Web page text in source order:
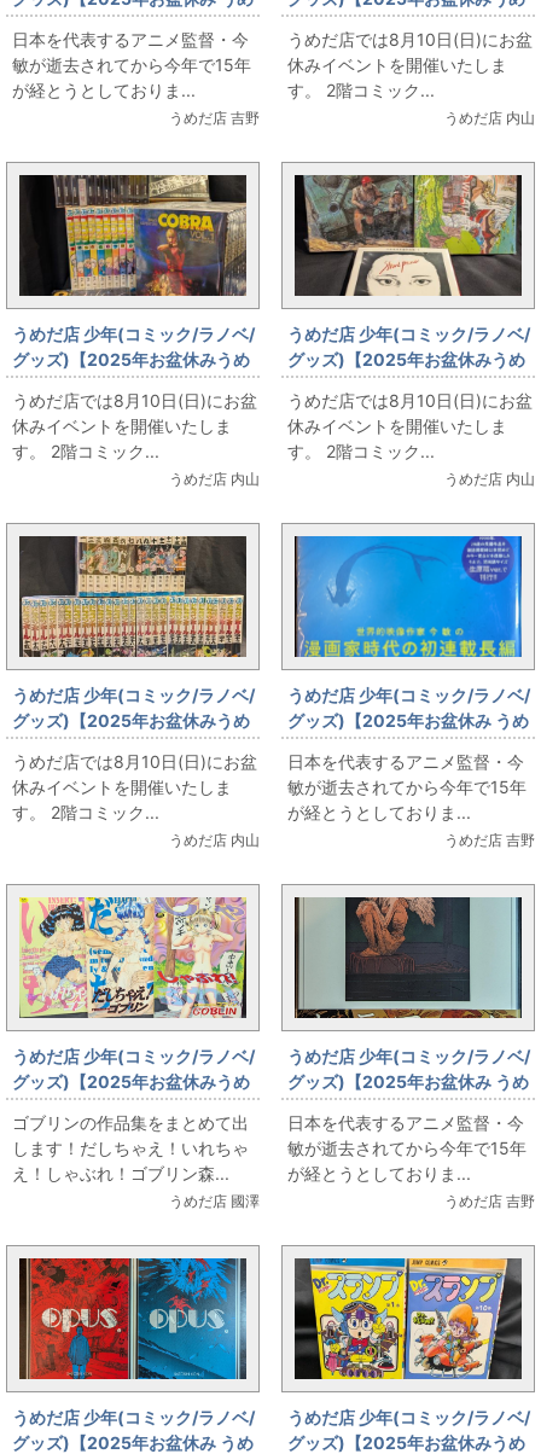
だ店 本 販売情報】今敏の海帰線
(ヤンマガKCスペシャル版)
日本を代表するアニメ監督・今
敏が逝去されてから今年で15年
が経とうとしておりま...
うめだ店 吉野
だ店販売情報】8月10日(日)
【コミックフロア】桂正和
うめだ店では8月10日(日)にお盆
休みイベントを開催いたしま
す。 2階コミック...
うめだ店 内山
うめだ店 少年(コミック/ラノベ/
グッズ)【2025年お盆休みうめ
だ店販売情報】8月10日(日)
【コミックフロア】寺沢武一
うめだ店では8月10日(日)にお盆
休みイベントを開催いたしま
す。 2階コミック...
うめだ店 内山
うめだ店 少年(コミック/ラノベ/
グッズ)【2025年お盆休みうめ
だ店販売情報】8月10日(日)
【コミックフロア】大友克洋
うめだ店では8月10日(日)にお盆
休みイベントを開催いたしま
す。 2階コミック...
うめだ店 内山
うめだ店 少年(コミック/ラノベ/
グッズ)【2025年お盆休みうめ
だ店販売情報】8月10日(日)
【コミックフロア】ドラゴンボ
ール
うめだ店では8月10日(日)にお盆
休みイベントを開催いたしま
す。 2階コミック...
うめだ店 内山
うめだ店 少年(コミック/ラノベ/
グッズ)【2025年お盆休み うめ
だ店 本 販売情報】今敏 復刊ドッ
トコム「海帰線(ワイド版・生原
稿ver.)」
日本を代表するアニメ監督・今
敏が逝去されてから今年で15年
が経とうとしておりま...
うめだ店 吉野
うめだ店 少年(コミック/ラノベ/
グッズ)【2025年お盆休みうめ
だ店販売情報】8月10日(日)コ
ミック だしちゃえ！ゴブリンの
作品集をまとめてお出ししま
す。
ゴブリンの作品集をまとめて出
します！だしちゃえ！いれちゃ
え！しゃぶれ！ゴブリン森...
うめだ店 國澤
うめだ店 少年(コミック/ラノベ/
グッズ)【2025年お盆休み うめ
だ店 本 販売情報】今敏 復刊ドッ
トコム「セラフィム 2億6661万
3336の翼(増補復刻版)」
日本を代表するアニメ監督・今
敏が逝去されてから今年で15年
が経とうとしておりま...
うめだ店 吉野
うめだ店 少年(コミック/ラノベ/
グッズ)【2025年お盆休み うめ
うめだ店 少年(コミック/ラノベ/
グッズ)【2025年お盆休みうめ